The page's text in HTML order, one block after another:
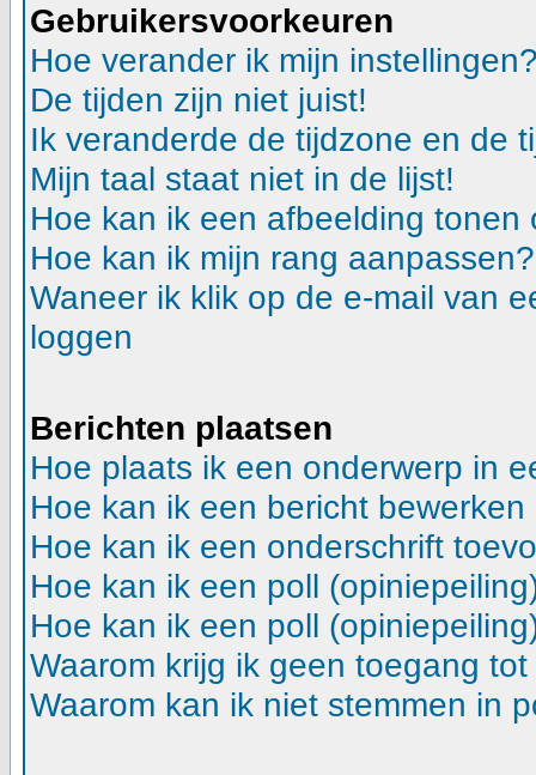
Gebruikersvoorkeuren
Hoe verander ik mijn
De tijden zijn niet juist!
Ik veranderde de tijdzone en de
Mijn taal staat niet in de lijst!
Hoe kan ik een afbeelding
Hoe kan ik mijn rang aanpassen?
Waneer ik klik op de e-mail van
loggen
Berichten plaatsen
Hoe plaats ik een onderwerp in
Hoe kan ik een bericht
Hoe kan ik een onderschrift
Hoe kan ik een poll
Hoe kan ik een poll
Waarom krijg ik geen toegang
Waarom kan ik niet stemmen in